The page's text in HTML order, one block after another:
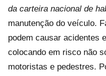
da carteira nacional de
manutenção do veículo.
podem causar acidentes
colocando em risco não
motoristas e pedestres.